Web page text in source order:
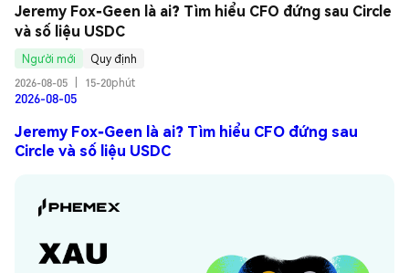
Jeremy Fox-Geen là ai? Tìm hiểu CFO đứng sau Circle
và số liệu USDC
Người mới
Quy định
2026-08-05
15-20phút
2026-08-05
Jeremy Fox-Geen là ai? Tìm hiểu CFO đứng sau
Circle và số liệu USDC